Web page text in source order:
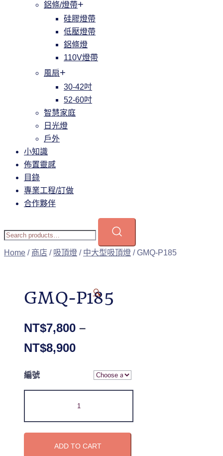
鋁條/燈帶
硅膠燈帶
低壓燈帶
鋁條燈
110V燈帶
風扇
30-42吋
52-60吋
智慧家庭
日光燈
戶外
小知識
佈置靈感
目錄
專業工程/訂做
合作夥伴
Home / 商店 / 吸頂燈 / 中大型吸頂燈 / GMQ-P185
🔍
GMQ-P185
NT$7,800 –
NT$8,900
編號
ADD TO CART